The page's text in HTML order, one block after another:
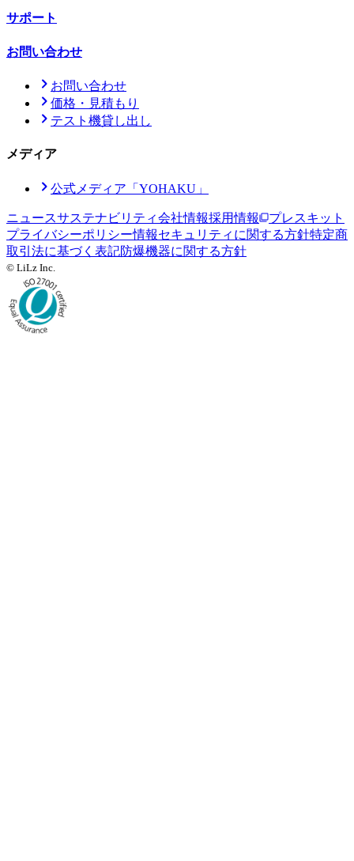
サポート
お問い合わせ
お問い合わせ
価格・見積もり
テスト機貸し出し
メディア
公式メディア「YOHAKU」
ニュースサステナビリティ会社情報採用情報
プレスキット
プライバシーポリシー情報セキュリティに関する方針特定商
取引法に基づく表記防爆機器に関する方針
© LiLz Inc.